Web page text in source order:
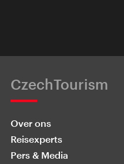
CzechTourism
Over ons
Reisexperts
Pers & Media